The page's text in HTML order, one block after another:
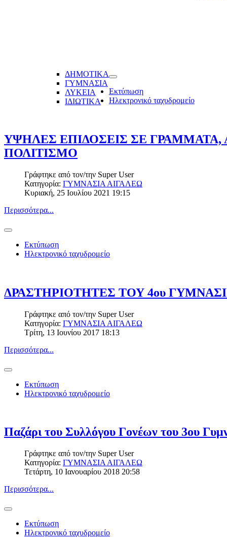
ΔΗΜΟΤΙΚΑ
ΓΥΜΝΑΣΙΑ
ΛΥΚΕΙΑ
ΙΔΙΩΤΙΚΑ
Εκτύπωση
Ηλεκτρονικό ταχυδρομείο
ΥΨΗΛΕΣ ΕΠΙΔΟΣΕΙΣ ΣΕ ΓΡΑΜΜΑΤΑ,
ΠΟΛΙΤΙΣΜΟ
Γράφτηκε από τον/την Super User
Κατηγορία: ΓΥΜΝΑΣΙΑ ΑΙΓΑΛΕΩ
Κυριακή, 25 Ιουλίου 2021 19:15
Περισσότερα...
Εκτύπωση
Ηλεκτρονικό ταχυδρομείο
ΔΡΑΣΤΗΡΙΟΤΗΤΕΣ ΤΟΥ 4ου
Γράφτηκε από τον/την Super User
Κατηγορία: ΓΥΜΝΑΣΙΑ ΑΙΓΑΛΕΩ
Τρίτη, 13 Ιουνίου 2017 18:13
Περισσότερα...
Εκτύπωση
Ηλεκτρονικό ταχυδρομείο
Παζάρι του Συλλόγου Γονέων του 3ου
Γράφτηκε από τον/την Super User
Κατηγορία: ΓΥΜΝΑΣΙΑ ΑΙΓΑΛΕΩ
Τετάρτη, 10 Ιανουαρίου 2018 20:58
Περισσότερα...
Εκτύπωση
Ηλεκτρονικό ταχυδρομείο